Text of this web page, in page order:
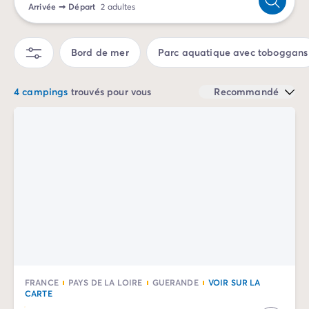
Camping Sète
Camping Valras-Plage
Camping Vendres-Plage
Camping Vias-Plage
Camping Argelès-sur-Mer
Camping Lot-et-Garonne
Camping Tarn
Arrivée ➞ Départ 2 adultes
Bord de mer Parc aquatique avec toboggans
4 campings trouvés pour vous Recommandé
FRANCE PAYS DE LA LOIRE GUERANDE
VOIR SUR LA
CARTE